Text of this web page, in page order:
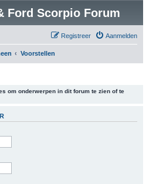
Ford Scorpio Forum
Aanmelden
Registreer
Voorstellen
om onderwerpen in dit forum te zien of te